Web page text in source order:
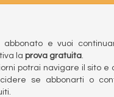
abbonato e vuoi
la prova gratuita.
potrai navigare il sito e
se abbonarti o